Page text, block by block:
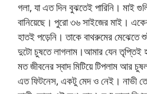
গলা, যা এত দিন বুঝতেই পারিনি। মাই
বানিয়েছে। পুরো ৩৬ সাইজের মাই।
হাতই পড়েনি। তাকে বাথরুমের মেঝেতে
দুটো চুষতে লাগলাম।আমার যেন তৃপ্তিই
মত জীবনের স্বাদ মিটিয়ে টিপলাম আর
এত ফিটনেস, একটু মেদ ও নেই। নাভী